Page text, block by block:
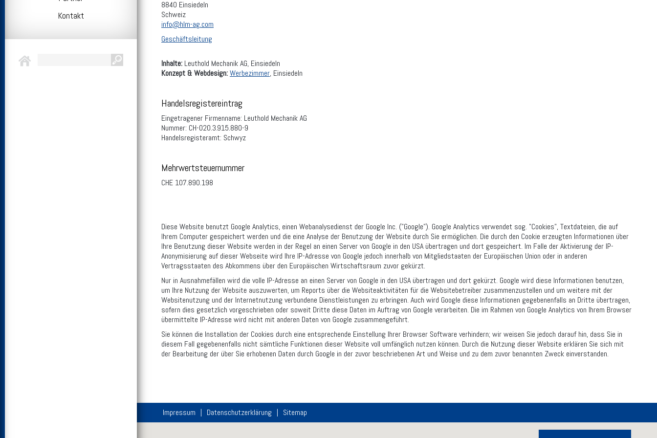
Kontakt
8840 Einsiedeln
Schweiz
info@hlm-ag.com
Geschäftsleitung
Inhalte: Leuthold Mechanik AG, Einsiedeln
Konzept & Webdesign:Werbezimmer, Einsiedeln
Handelsregistereintrag
Eingetragener Firmenname: Leuthold Mechanik AG
Nummer: CH-020.3.915.880-9
Handelsregisteramt: Schwyz
Mehrwertsteuernummer
CHE 107.890.198
Diese Website benutzt Google Analytics, einen Webanalysedienst der Google Inc. ("Google"). Google Analytics verwendet sog. "Cookies", Textdateien, die auf
Ihrem Computer gespeichert werden und die eine Analyse der Benutzung der Website durch Sie ermöglichen. Die durch den Cookie erzeugten Informationen über
Ihre Benutzung dieser Website werden in der Regel an einen Server von Google in den USA übertragen und dort gespeichert. Im Falle der Aktivierung der IP-
Anonymisierung auf dieser Webseite wird Ihre IP-Adresse von Google jedoch innerhalb von Mitgliedstaaten der Europäischen Union oder in anderen
Vertragsstaaten des Abkommens über den Europäischen Wirtschaftsraum zuvor gekürzt.
Nur in Ausnahmefällen wird die volle IP-Adresse an einen Server von Google in den USA übertragen und dort gekürzt. Google wird diese Informationen benutzen,
um Ihre Nutzung der Website auszuwerten, um Reports über die Websiteaktivitäten für die Websitebetreiber zusammenzustellen und um weitere mit der
Websitenutzung und der Internetnutzung verbundene Dienstleistungen zu erbringen. Auch wird Google diese Informationen gegebenenfalls an Dritte übertragen,
sofern dies gesetzlich vorgeschrieben oder soweit Dritte diese Daten im Auftrag von Google verarbeiten. Die im Rahmen von Google Analytics von Ihrem Browser
übermittelte IP-Adresse wird nicht mit anderen Daten von Google zusammengeführt.
Sie können die Installation der Cookies durch eine entsprechende Einstellung Ihrer Browser Software verhindern; wir weisen Sie jedoch darauf hin, dass Sie in
diesem Fall gegebenenfalls nicht sämtliche Funktionen dieser Website voll umfänglich nutzen können. Durch die Nutzung dieser Website erklären Sie sich mit
der Bearbeitung der über Sie erhobenen Daten durch Google in der zuvor beschriebenen Art und Weise und zu dem zuvor benannten Zweck einverstanden.
Impressum Datenschutzerklärung Sitemap